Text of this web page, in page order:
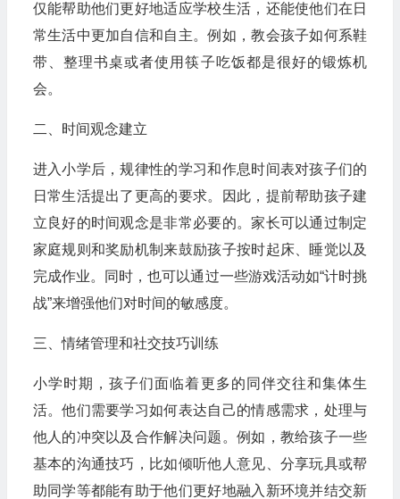
仅能帮助他们更好地适应学校生活，还能使他们在日
常生活中更加自信和自主。例如，教会孩子如何系鞋
带、整理书桌或者使用筷子吃饭都是很好的锻炼机
会。
二、时间观念建立
进入小学后，规律性的学习和作息时间表对孩子们的
日常生活提出了更高的要求。因此，提前帮助孩子建
立良好的时间观念是非常必要的。家长可以通过制定
家庭规则和奖励机制来鼓励孩子按时起床、睡觉以及
完成作业。同时，也可以通过一些游戏活动如“计时挑
战”来增强他们对时间的敏感度。
三、情绪管理和社交技巧训练
小学时期，孩子们面临着更多的同伴交往和集体生
活。他们需要学习如何表达自己的情感需求，处理与
他人的冲突以及合作解决问题。例如，教给孩子一些
基本的沟通技巧，比如倾听他人意见、分享玩具或帮
助同学等都能有助于他们更好地融入新环境并结交新